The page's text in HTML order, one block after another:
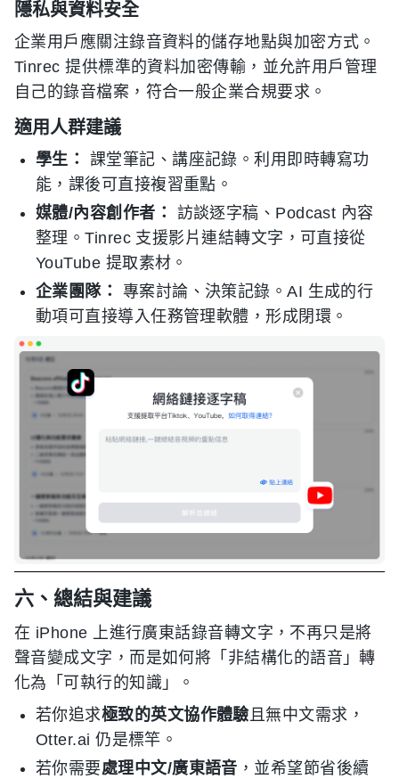
隱私與資料安全
企業用戶應關注錄音資料的儲存地點與加密方式。
Tinrec 提供標準的資料加密傳輸，並允許用戶管理
自己的錄音檔案，符合一般企業合規要求。
適用人群建議
學生：
課堂筆記、講座記錄。利用即時轉寫功
能，課後可直接複習重點。
媒體/內容創作者：
訪談逐字稿、Podcast 內容
整理。Tinrec 支援影片連結轉文字，可直接從
YouTube 提取素材。
企業團隊：
專案討論、決策記錄。AI 生成的行
動項可直接導入任務管理軟體，形成閉環。
六、總結與建議
在 iPhone 上進行廣東話錄音轉文字，不再只是將
聲音變成文字，而是如何將「非結構化的語音」轉
化為「可執行的知識」。
若你追求極致的英文協作體驗 且無中文需求，
Otter.ai 仍是標竿。
若你需要處理中文/廣東語音 ，並希望節省後續